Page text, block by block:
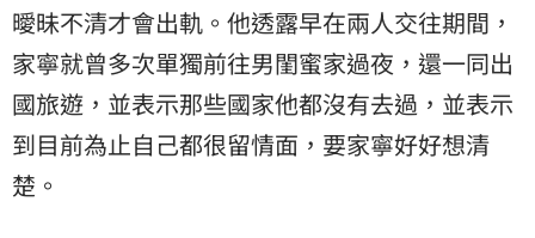
曖昧不清才會出軌。他透露早在兩人交往期間，
家寧就曾多次單獨前往男閨蜜家過夜，還一同出
國旅遊，並表示那些國家他都沒有去過，並表示
到目前為止自己都很留情面，要家寧好好想清
楚。